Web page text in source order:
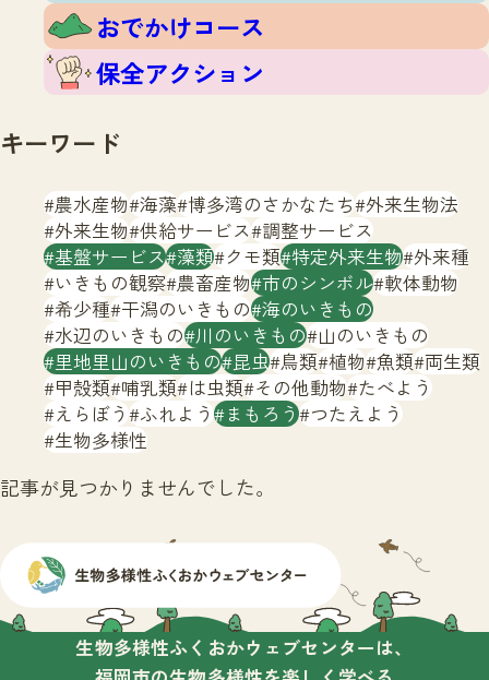
サイトマップ
おでかけコース
保全アクション
キーワード
農水産物 海藻 博多湾のさかなたち 外来生物法
外来生物 供給サービス 調整サービス
基盤サービス 藻類 クモ類 特定外来生物 外来種
いきもの観察 農畜産物 市のシンボル 軟体動物
希少種 干潟のいきもの 海のいきもの
水辺のいきもの 川のいきもの 山のいきもの
里地里山のいきもの 昆虫 鳥類 植物 魚類 両生類
甲殻類 哺乳類 は虫類 その他動物 たべよう
えらぼう ふれよう まもろう つたえよう
生物多様性
記事が見つかりませんでした。
生物多様性ふくおかウェブセンターは、